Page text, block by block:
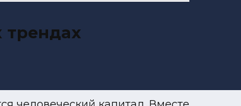
трендах